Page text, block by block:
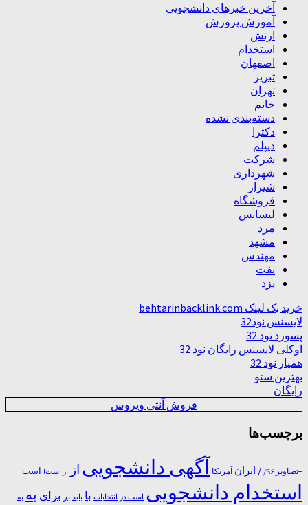
آخرین خبرهای دانشجویی
آموزش پرورش
ارتش
استخدام
اصفهان
تبریز
تهران
خانم
دسته‌بندی نشده
دکترا
دیپلم
شرکت
شهرداری
شیراز
فروشگاه
لیسانس
مرد
مشهد
مهندس
نفت
یزد
خرید بک لینک behtarinbacklink.com
لایسنس نود32
پسورد نود 32
اوکلی لایسنس رایگان نود 32
همیار نود 32
بهترین سئو
رایگان
فروش آنتی ویروس
برچسب‌ها
+تصاویر ۹۶/ / ایران آمریکا آگهی دانشجویی از از است! است
استخدام دانشجویی است در انتخابات با باید بر برای به به